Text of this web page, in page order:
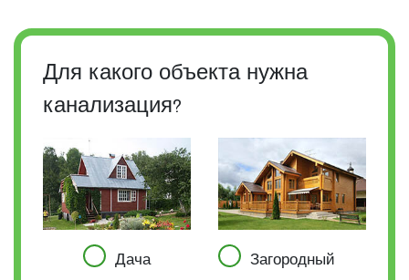
Для какого объекта нужна
канализация?
Дача Загородный